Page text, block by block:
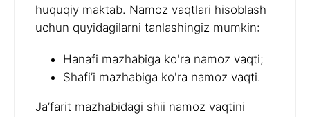
huquqiy maktab. Namoz vaqtlari hisoblash
uchun quyidagilarni tanlashingiz mumkin:
Hanafi mazhabiga ko'ra namoz vaqti;
Shafi’i mazhabiga ko'ra namoz vaqti.
Ja’farit mazhabidagi shii namoz vaqtini